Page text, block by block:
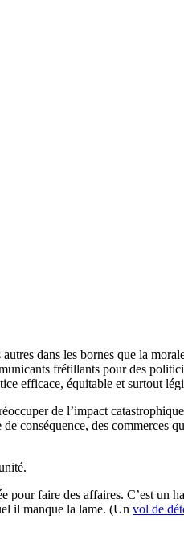
dans les bornes que la
frétillants pour des
efficace, équitable et surtout
de l’impact
conséquence, des commerces
faire des affaires. C’est un
il manque la lame. (Un vol de